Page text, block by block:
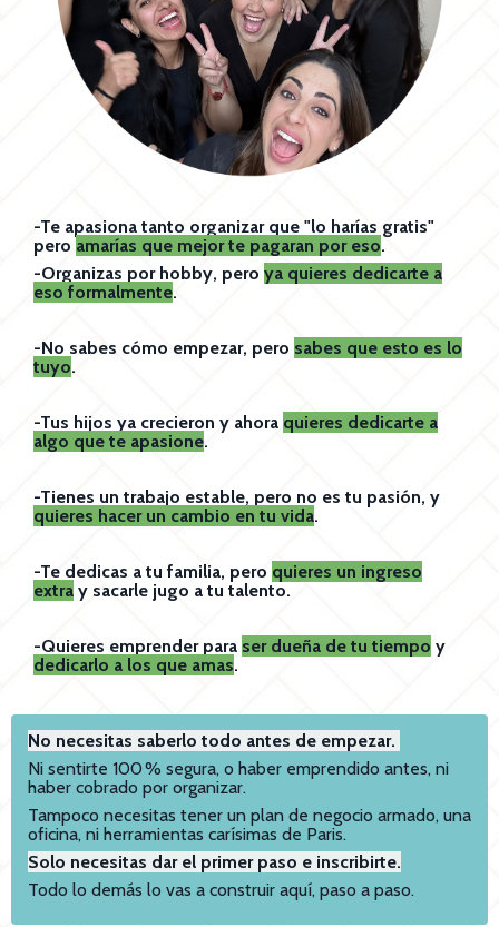
-Te apasiona tanto organizar que "lo harías gratis"
pero amarías que mejor te pagaran por eso.
-Organizas por hobby, pero ya quieres dedicarte a
eso formalmente.
-No sabes cómo empezar, pero sabes que esto es lo
tuyo.
-Tus hijos ya crecieron y ahora quieres dedicarte a
algo que te apasione.
-Tienes un trabajo estable, pero no es tu pasión, y
quieres hacer un cambio en tu vida.
-Te dedicas a tu familia, pero quieres un ingreso
extra y sacarle jugo a tu talento.
-Quieres emprender para ser dueña de tu tiempo y
dedicarlo a los que amas.
No necesitas saberlo todo antes de empezar.
Ni sentirte 100 % segura, o haber emprendido antes, ni
haber cobrado por organizar.
Tampoco necesitas tener un plan de negocio armado, una
oficina, ni herramientas carísimas de Paris.
Solo necesitas dar el primer paso e inscribirte.
Todo lo demás lo vas a construir aquí, paso a paso.